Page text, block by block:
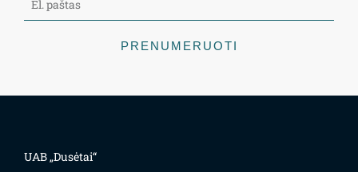
PRENUMERUOTI
UAB „Dusėtai“